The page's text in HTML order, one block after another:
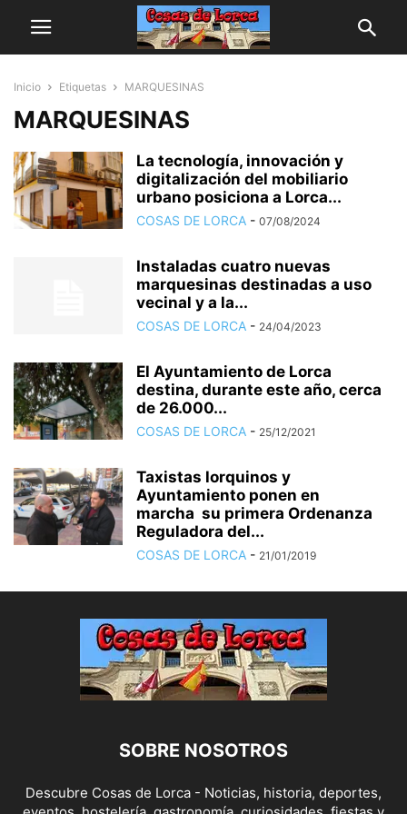
Inicio Etiquetas MARQUESINAS
MARQUESINAS
La tecnología, innovación y
digitalización del mobiliario
urbano posiciona a Lorca...
COSAS DE LORCA - 07/08/2024
Instaladas cuatro nuevas
marquesinas destinadas a uso
vecinal y a la...
COSAS DE LORCA - 24/04/2023
El Ayuntamiento de Lorca
destina, durante este año, cerca
de 26.000...
COSAS DE LORCA - 25/12/2021
Taxistas lorquinos y
Ayuntamiento ponen en
marcha su primera Ordenanza
Reguladora del...
COSAS DE LORCA - 21/01/2019
SOBRE NOSOTROS
Descubre Cosas de Lorca - Noticias, historia, deportes,